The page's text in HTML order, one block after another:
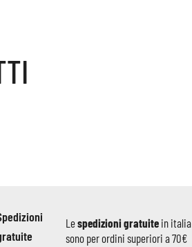
Lespedizioni gratuitein italia
sono per ordini superiori a 70€